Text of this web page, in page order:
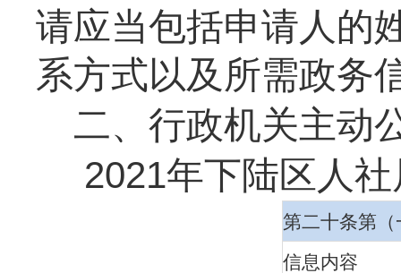
请应当包括申请人的
系方式以及所需政务
二、行政机关主动
2021年下陆区人
第二十条第（
信息内容